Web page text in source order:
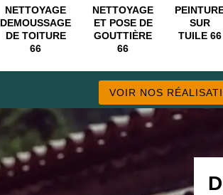
NETTOYAGE
DEMOUSSAGE
DE TOITURE
66
NETTOYAGE
ET POSE DE
GOUTTIÈRE
66
SUR
TUILE 66
VOIR NOS